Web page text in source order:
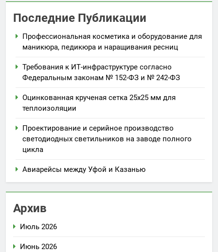
Последние Публикации
Профессиональная косметика и оборудование для
маникюра, педикюра и наращивания ресниц
Требования к ИТ-инфраструктуре согласно
Федеральным законам № 152-ФЗ и № 242-ФЗ
Оцинкованная крученая сетка 25х25 мм для
теплоизоляции
Проектирование и серийное производство
светодиодных светильников на заводе полного
цикла
Авиарейсы между Уфой и Казанью
Архив
Июль 2026
Июнь 2026